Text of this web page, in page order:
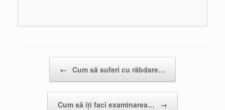
← Cum să suferi cu răbdare…
Cum să îți faci examinarea… →